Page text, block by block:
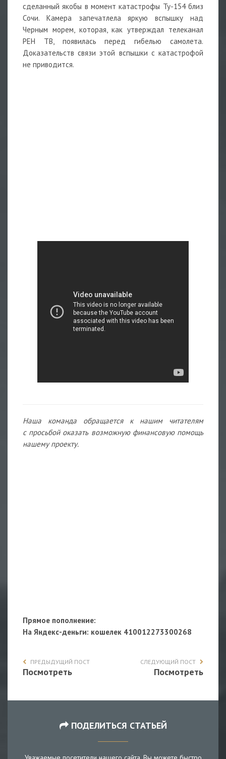
сделанный якобы в момент катастрофы Ту-154 близ
Сочи. Камера запечатлела яркую вспышку над
Черным морем, которая, как утверждал телеканал
РЕН ТВ, появилась перед гибелью самолета.
Доказательств связи этой вспышки с катастрофой
не приводится.
Наша команда обращается к нашим читателям
с просьбой оказать возможную финансовую помощь
нашему проекту.
Прямое пополнение:
На Яндекс-деньги: кошелек 410012273300268
ПРЕДЫДУЩИЙ ПОСТ
Посмотреть
СЛЕДУЮЩИЙ ПОСТ
Посмотреть
ПОДЕЛИТЬСЯ СТАТЬЕЙ